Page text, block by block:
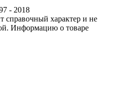
- 2018
справочный характер и не
Информацию о товаре